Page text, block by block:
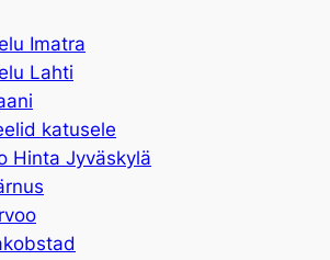
Imatra
Lahti
katusele
Hinta Jyväskylä